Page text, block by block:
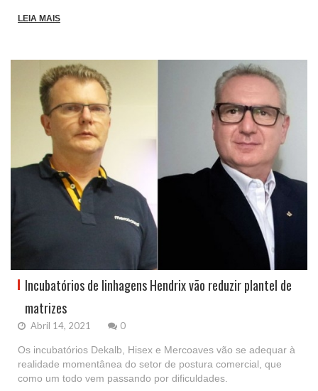
LEIA MAIS
Incubatórios de linhagens Hendrix vão reduzir plantel de
matrizes
Abril 14, 2021 0
Os incubatórios Dekalb, Hisex e Mercoaves vão se adequar à
realidade momentânea do setor de postura comercial, que
como um todo vem passando por dificuldades.